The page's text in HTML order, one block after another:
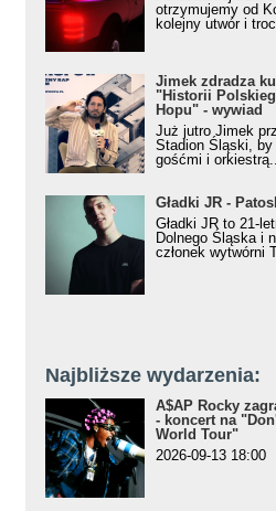
otrzymujemy od
kolejny utwór i
Jimek zdradza kulisy
Polskiego Hip-Hopu" -
Jimek zdradza
"Historii
Hopu" - wywiad
Już jutro Jimek
Stadion Śląski, by
gośćmi i
Gładki JR - Patoshot
Gładki JR -
Gładki JR to 21-
Dolnego Śląska i
członek wytwórni
Najbliższe wydarzenia:
A$AP Rocky
- koncert na
World Tour"
2026-09-13 18:00